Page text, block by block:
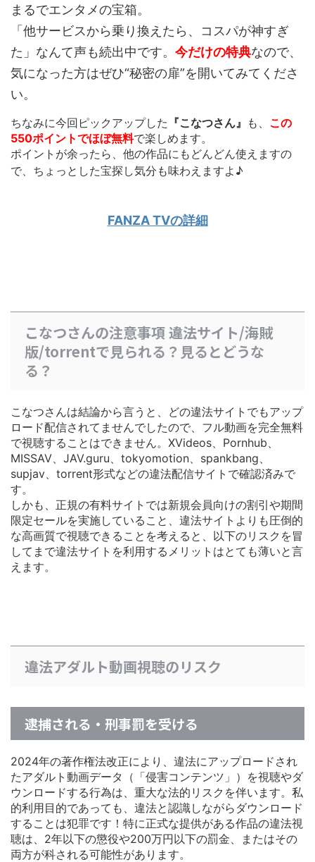
まるでエンタメの宝箱。
「他サービスから乗り換えたら、コスパが神すぎ
た」なんて声も続出中です。 今だけの特典なので、
気になった方はぜひ“秘密の扉”を開いてみてくださ
い。
ちなみに今回ピックアップした 『こなつさん』 も、 この
550ポイントでほぼ無料で楽しめます。
ポイントが余ったら、他の作品にもどんどん使えますの
で、ちょっとした宝探し気分も味わえますよ♪
FANZA TVの詳細
こなつさんの注意事項 違法サイト/海賊
版/torrentで見られる？見るとどうな
る？
こなつさんは結論から言うと、どの違法サイトでもアップ
ロード配信されてませんでしたので、フル動画を完全無料
で視聴することはできません。XVideos、Pornhub、
MISSAV、JAV.guru、tokyomotion、spankbang、
supjav、torrent形式などの違法配信サイトで確認済みで
す。
しかも、正規の有料サイトでは新規会員向けの割引や期間
限定セールを実施している こと、違法サイトよりも圧倒的
な高画質で視聴できることを考えると、以下のリスクを冒
してまで違法サイトを利用するメリットはとても薄いと言
えます。
違法アダルト動画視聴のリスク
逮捕される・刑事罰を受ける
2024年の著作権法改正により、違法にアップロードされ
たアダルト動画データ（「侵害コンテンツ」）を視聴やダ
ウンロードする行為は、重大な法的リスクを伴います。私
的利用目的であっても、違法と認識しながらダウンロード
することは犯罪です！特に正式な提供がある作品の違法視
聴は、2年以下の懲役や200万円以下の罰金、またはその
両方が科される可能性があります。